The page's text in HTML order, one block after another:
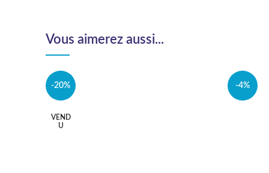
Vous aimerez aussi...
-20%
VEND
U
-4%